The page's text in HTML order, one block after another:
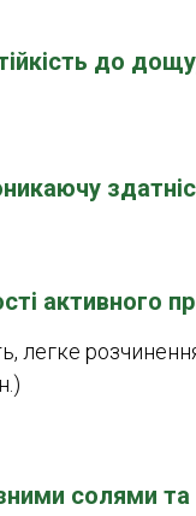
до
активного
легке
солями